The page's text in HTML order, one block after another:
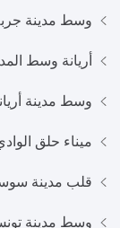
وسط مدينة
أريانة وسط
وسط مدينة
ميناء حلق
قلب مدينة
وسط مدينة